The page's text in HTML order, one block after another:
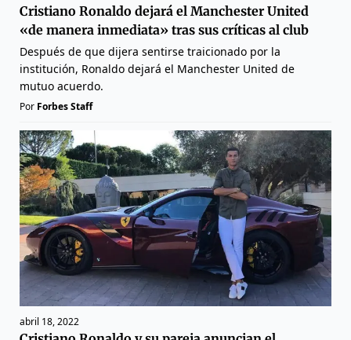
Cristiano Ronaldo dejará el Manchester United
«de manera inmediata» tras sus críticas al club
Después de que dijera sentirse traicionado por la
institución, Ronaldo dejará el Manchester United de
mutuo acuerdo.
Por Forbes Staff
abril 18, 2022